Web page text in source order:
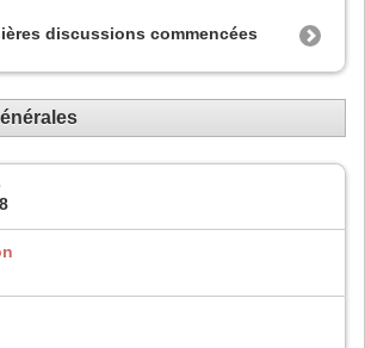
discussions commencées